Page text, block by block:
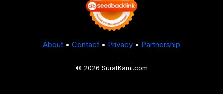
About • Contact • Privacy • Partnership
© 2026 SuratKami.com